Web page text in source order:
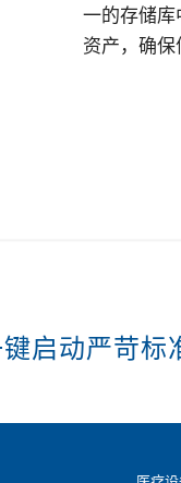
一的存储
资产，确保
启动严苛标